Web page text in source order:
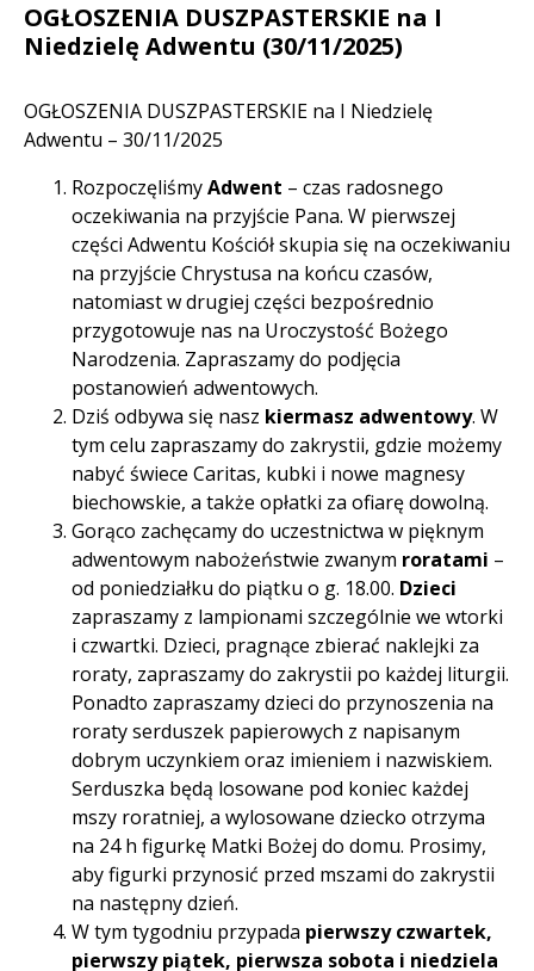
OGŁOSZENIA DUSZPASTERSKIE na I
Niedzielę Adwentu (30/11/2025)
OGŁOSZENIA DUSZPASTERSKIE na I Niedzielę
Adwentu – 30/11/2025
RozpoczęliśmyAdwent – czas radosnego
oczekiwania na przyjście Pana. W pierwszej
części Adwentu Kościół skupia się na oczekiwaniu
na przyjście Chrystusa na końcu czasów,
natomiast w drugiej części bezpośrednio
przygotowuje nas na Uroczystość Bożego
Narodzenia. Zapraszamy do podjęcia
postanowień adwentowych.
Dziś odbywa się nasz kiermasz adwentowy. W
tym celu zapraszamy do zakrystii, gdzie możemy
nabyć świece Caritas, kubki i nowe magnesy
biechowskie, a także opłatki za ofiarę dowolną.
Gorąco zachęcamy do uczestnictwa w pięknym
adwentowym nabożeństwie zwanym roratami –
od poniedziałku do piątku o g. 18.00. Dzieci
zapraszamy z lampionami szczególnie we wtorki
i czwartki. Dzieci, pragnące zbierać naklejki za
roraty, zapraszamy do zakrystii po każdej liturgii.
Ponadto zapraszamy dzieci do przynoszenia na
roraty serduszek papierowych z napisanym
dobrym uczynkiem oraz imieniem i nazwiskiem.
Serduszka będą losowane pod koniec każdej
mszy roratniej, a wylosowane dziecko otrzyma
na 24 h figurkę Matki Bożej do domu. Prosimy,
aby figurki przynosić przed mszami do zakrystii
na następny dzień.
W tym tygodniu przypada pierwszy czwartek,
pierwszy piątek, pierwsza sobota i niedziela